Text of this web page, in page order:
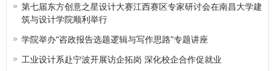
第七届东方创意之星设计大赛江西赛区专家研讨会在南昌大学建
筑与设计学院顺利举行
学院举办“咨政报告选题逻辑与写作思路”专题讲座
工业设计系赴宁波开展访企拓岗 深化校企合作促就业